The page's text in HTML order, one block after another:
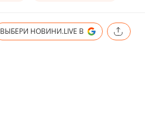
ВЫБЕРИ НОВИНИ.LIVE В